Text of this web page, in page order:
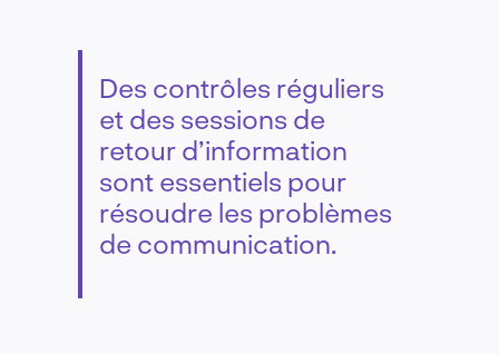
Des contrôles réguliers
et des sessions de
retour d’information
sont essentiels pour
résoudre les problèmes
de communication.